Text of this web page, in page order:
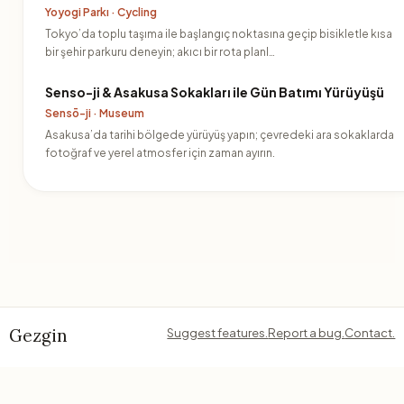
Yoyogi Parkı · Cycling
Tokyo’da toplu taşıma ile başlangıç noktasına geçip bisikletle kısa
bir şehir parkuru deneyin; akıcı bir rota planl…
Senso-ji & Asakusa Sokakları ile Gün Batımı Yürüyüşü
Sensō-ji · Museum
Asakusa’da tarihi bölgede yürüyüş yapın; çevredeki ara sokaklarda
fotoğraf ve yerel atmosfer için zaman ayırın.
Gezgin Suggest features. Report a bug. Contact.